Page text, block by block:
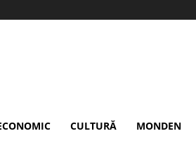
CULTURĂ MONDEN